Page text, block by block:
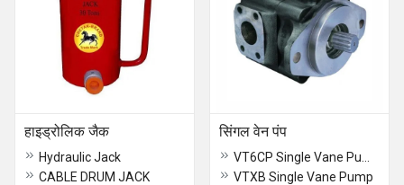
हाइड्रोलिक जैक
Hydraulic Jack
CABLE DRUM JACK
सिंगल वेन पंप
VTXB Single Vane Pump